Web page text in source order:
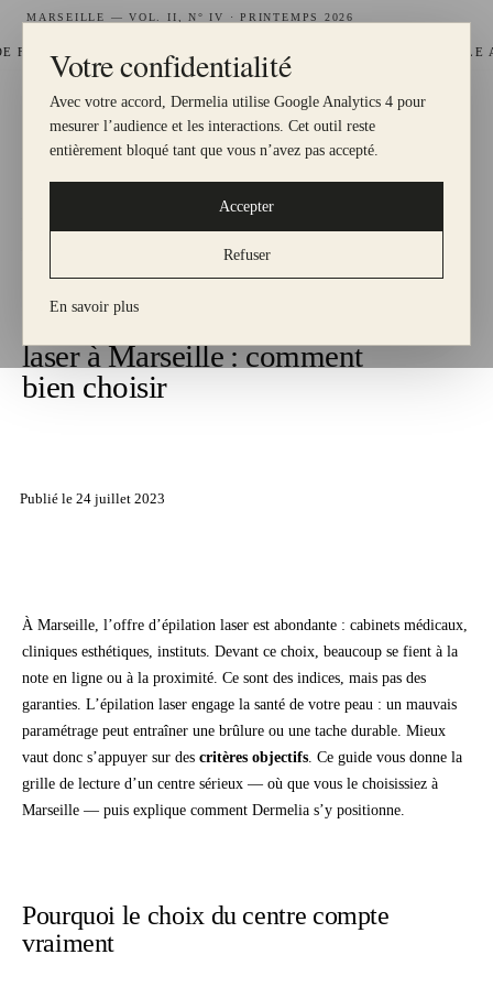
Votre confidentialité
Avec votre accord, Dermelia utilise Google Analytics 4 pour
mesurer l’audience et les interactions. Cet outil reste
entièrement bloqué tant que vous n’avez pas accepté.
Accepter
Refuser
En savoir plus
MARSEILLE — VOL. II, N° IV · PRINTEMPS 2026
GRATUIT, 1 € = 1 POINT HYDRAFACIAL DISPONIBLE AU
DERMELIA
LE MEILLEUR POUR MA PEAU
ACCUEIL
· GUIDES
Meilleur centre d'épilation
laser à Marseille : comment
bien choisir
Publié le 24 juillet 2023
À Marseille, l’offre d’épilation laser est abondante : cabinets médicaux,
cliniques esthétiques, instituts. Devant ce choix, beaucoup se fient à la
note en ligne ou à la proximité. Ce sont des indices, mais pas des
garanties. L’épilation laser engage la santé de votre peau : un mauvais
paramétrage peut entraîner une brûlure ou une tache durable. Mieux
vaut donc s’appuyer sur des critères objectifs . Ce guide vous donne la
grille de lecture d’un centre sérieux — où que vous le choisissiez à
Marseille — puis explique comment Dermelia s’y positionne.
Pourquoi le choix du centre compte
vraiment